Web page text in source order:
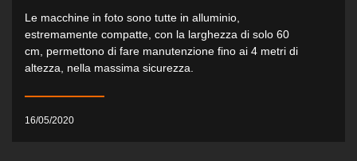
Le macchine in foto sono tutte in alluminio,
estremamente compatte, con la larghezza di solo 60
cm, permettono di fare manutenzione fino ai 4 metri di
altezza, nella massima sicurezza.
16/05/2020